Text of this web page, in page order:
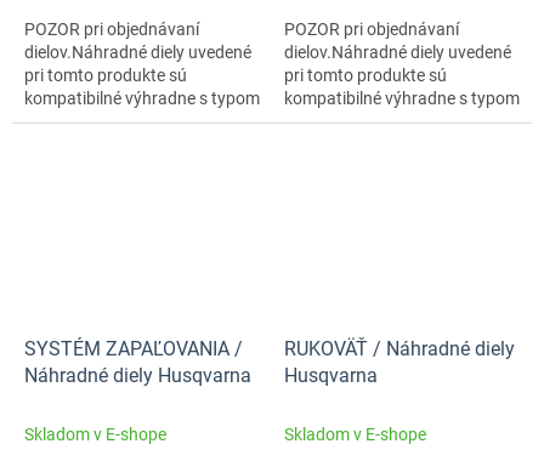
POZOR pri objednávaní
dielov.Náhradné diely uvedené
pri tomto produkte sú
kompatibilné výhradne s typom
stroja s číslom 970559735
POZOR pri objednávaní
dielov.Náhradné diely uvedené
pri tomto produkte sú
kompatibilné výhradne s typom
stroja s číslom 970559735
SYSTÉM ZAPAĽOVANIA /
Náhradné diely Husqvarna
Skladom v E-shope
RUKOVÄŤ / Náhradné diely
Husqvarna
Skladom v E-shope